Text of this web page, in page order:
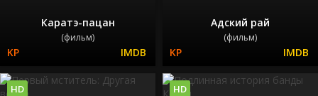
Каратэ-пацан
(фильм)
Адский рай
(фильм)
HD HD